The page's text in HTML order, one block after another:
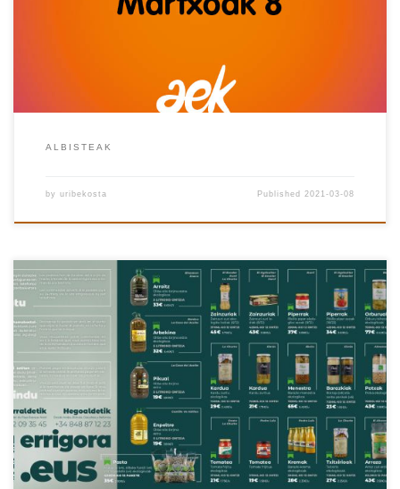
ALBISTEAK
by uribekosta Published2021-03-08
Badator #ESKUTIKeskura!Martxoaren 4tik 24ra, elikadura-
burujabetzara bidea egiteko beste aukera bat daukagu. Has
gaitezen plateretik: alda ditzagun kontsumitzeko erak, ekoizteko
moduak aldatzeko.#plateretikBaratzera Martxoaren 4tik 24ra egin
daitezke eskaerak, Errigoraren webgunearenbidez (errigora.eus)
zein telefonoz, Hegoaldetik +34 848 87 12 23 Eskaera online
eginez gero, bi zatitan ordaintzeko aukera izango duzu (martxoan
eta […]